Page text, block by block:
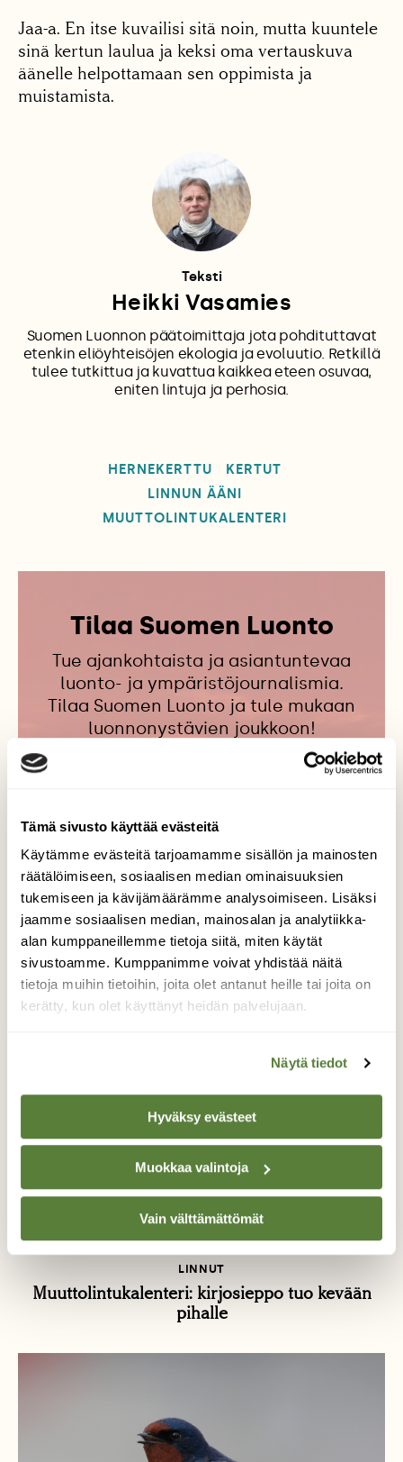
Tämä sivusto käyttää evästeitä
Käytämme evästeitä tarjoamamme sisällön ja mainosten
räätälöimiseen, sosiaalisen median ominaisuuksien
tukemiseen ja kävijämäärämme analysoimiseen. Lisäksi
jaamme sosiaalisen median, mainosalan ja analytiikka-
alan kumppaneillemme tietoja siitä, miten käytät
sivustoamme. Kumppanimme voivat yhdistää näitä
tietoja muihin tietoihin, joita olet antanut heille tai joita on
kerätty, kun olet käyttänyt heidän palvelujaan.
Näytä tiedot
Hyväksy evästeet
Muokkaa valintoja
Vain välttämättömät
Jaa-a. En itse kuvailisi sitä noin, mutta kuuntele
sinä kertun laulua ja keksi oma vertauskuva
äänelle helpottamaan sen oppimista ja
muistamista.
Teksti
Heikki Vasamies
Suomen Luonnon päätoimittaja jota pohdituttavat
etenkin eliöyhteisöjen ekologia ja evoluutio. Retkillä
tulee tutkittua ja kuvattua kaikkea eteen osuvaa,
eniten lintuja ja perhosia.
HERNEKERTTU
KERTUT
LINNUN ÄÄNI
MUUTTOLINTUKALENTERI
Tilaa Suomen Luonto
Tue ajankohtaista ja asiantuntevaa
luonto- ja ympäristöjournalismia.
Tilaa Suomen Luonto ja tule mukaan
luonnonystävien joukkoon!
Tilaa nyt!
Lisää aiheesta
LINNUT
Muuttolintukalenteri: kirjosieppo tuo kevään
pihalle